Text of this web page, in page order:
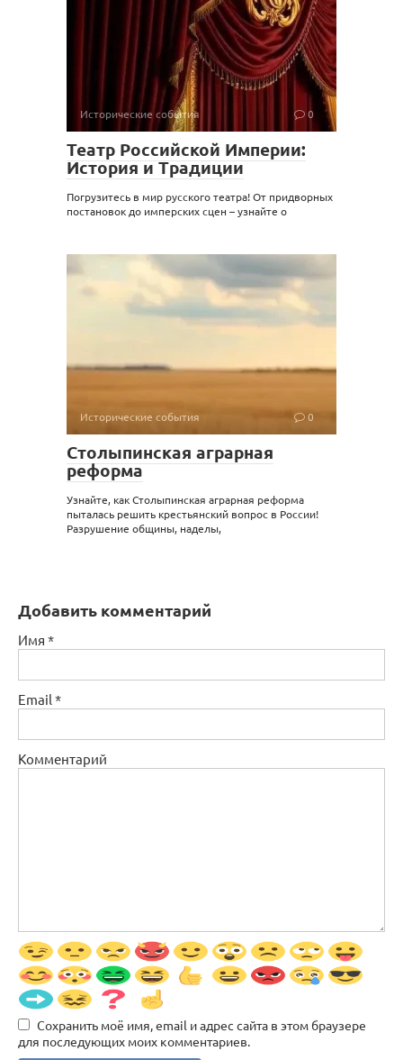
Исторические события 0
Театр Российской Империи:
История и Традиции
Погрузитесь в мир русского театра! От придворных
постановок до имперских сцен – узнайте о
Исторические события 0
Столыпинская аграрная
реформа
Узнайте, как Столыпинская аграрная реформа
пыталась решить крестьянский вопрос в России!
Разрушение общины, наделы,
Добавить комментарий
Имя *
Email *
Комментарий
Сохранить моё имя, email и адрес сайта в этом браузере
для последующих моих комментариев.